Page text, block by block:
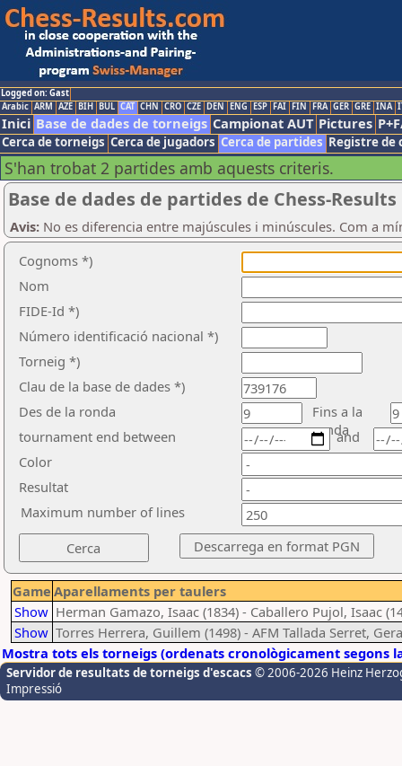
Logged on: Gast
Arabic ARM AZE BIH BUL CAT CHN CRO CZE DEN ENG ESP FAI FIN FRA GER GRE INA
Inici Base de dades de torneigs Campionat AUT Pictures
Cerca de torneigs Cerca de jugadors Cerca de partides Registre de
S'han trobat 2 partides amb aquests criteris.
Base de dades de partides de Chess-Results
Avis: No es diferencia entre majúscules i minúscules. Com a
Cognoms *)
Nom
FIDE-Id *)
Número identificació nacional *)
Torneig *)
Clau de la base de dades *)
Des de la ronda
Fins a la
ronda
tournament end between
Color
Resultat
and
Maximum number of lines
Game Aparellaments per taulers
Show Herman Gamazo, Isaac (1834) - Caballero Pujol, Isaac
Show Torres Herrera, Guillem (1498) - AFM Tallada Serret,
Mostra tots els torneigs (ordenats cronològicament segons
Servidor de resultats de torneigs d'escacs © 2006-2026 Heinz
Impressió